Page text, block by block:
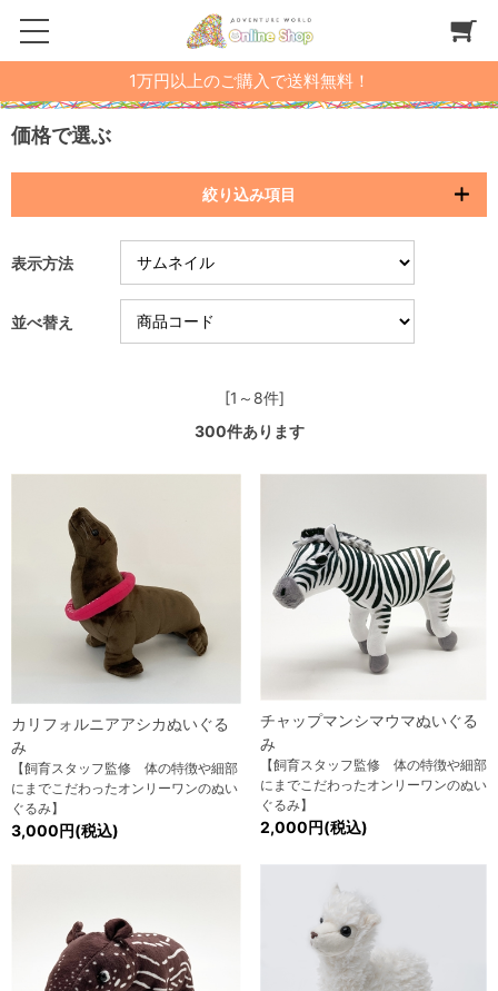
1万円以上のご購入で送料無料！
価格で選ぶ
絞り込み項目
表示方法
並べ替え
[1～8件]
300件あります
カリフォルニアアシカぬいぐる
み
【飼育スタッフ監修 体の特徴や細部
にまでこだわったオンリーワンのぬい
ぐるみ】
3,000円(税込)
チャップマンシマウマぬいぐる
み
【飼育スタッフ監修 体の特徴や細部
にまでこだわったオンリーワンのぬい
ぐるみ】
2,000円(税込)